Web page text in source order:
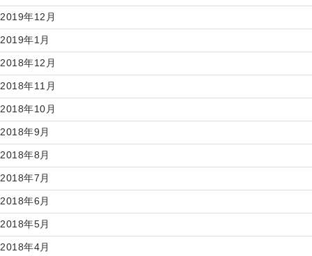
2019年12月
2019年1月
2018年12月
2018年11月
2018年10月
2018年9月
2018年8月
2018年7月
2018年6月
2018年5月
2018年4月